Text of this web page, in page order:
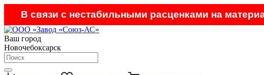
В связи с нестабильными расценками на
Ваш город
Новочебоксарск